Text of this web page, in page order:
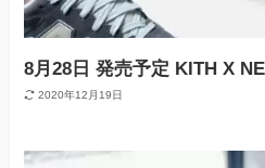
8月28日 発売予定 KITH X
2020年12月19日